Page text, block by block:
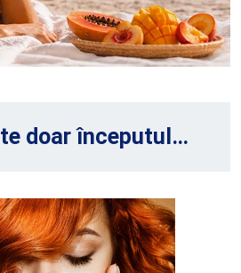
doar începutul…